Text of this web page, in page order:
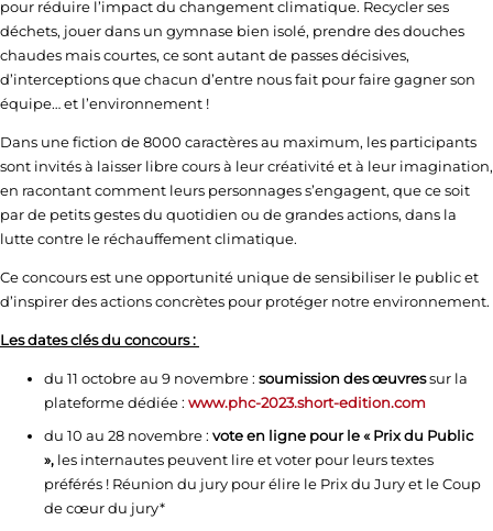
pour réduire l’impact du changement climatique. Recycler ses
déchets, jouer dans un gymnase bien isolé, prendre des douches
chaudes mais courtes, ce sont autant de passes décisives,
d’interceptions que chacun d’entre nous fait pour faire gagner son
équipe… et l’environnement !
Dans une fiction de 8000 caractères au maximum, les participants
sont invités à laisser libre cours à leur créativité et à leur imagination,
en racontant comment leurs personnages s’engagent, que ce soit
par de petits gestes du quotidien ou de grandes actions, dans la
lutte contre le réchauffement climatique.
Ce concours est une opportunité unique de sensibiliser le public et
d’inspirer des actions concrètes pour protéger notre environnement.
Les dates clés du concours :
du 11 octobre au 9 novembre : soumission des œuvressur la
plateforme dédiée : www.phc-2023.short-edition.com
du 10 au 28 novembre : vote en ligne pour le « Prix du Public
», les internautes peuvent lire et voter pour leurs textes
préférés ! Réunion du jury pour élire le Prix du Jury et le Coup
de cœur du jury*